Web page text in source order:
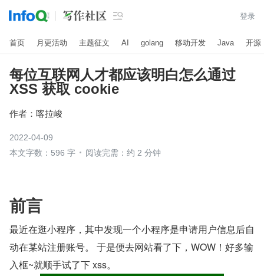
 登录
首页 月更活动 主题征文 AI golang 移动开发 Java 开源
每位互联网人才都应该明白怎么通过
XSS 获取 cookie
作者： 喀拉峻
2022-04-09
本文字数：596 字
阅读完需：约 2 分钟
前言
最近在逛小程序，其中发现一个小程序是申请用户信息后自
动在某站注册账号。 于是便去网站看了下，WOW！好多输
入框~就顺手试了下 xss。